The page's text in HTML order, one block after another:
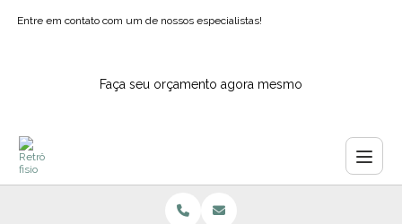
Entre em contato com um de nossos especialistas!
Faça seu orçamento agora mesmo